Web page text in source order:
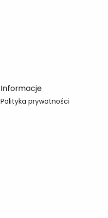
Informacje
Polityka prywatności